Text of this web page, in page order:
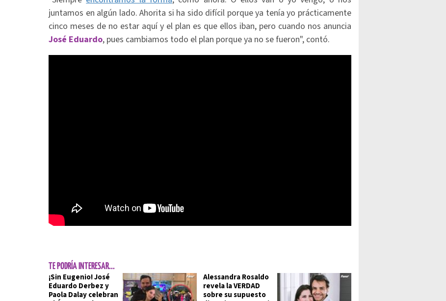
juntamos en algún lado. Ahorita si ha sido difícil porque ya tenía yo prácticamente
cinco meses de no estar aquí y el plan es que ellos iban, pero cuando nos anuncia
José Eduardo, pues cambiamos todo el plan porque ya no se fueron", contó.
TE PODRÍA INTERESAR...
¡Sin Eugenio! José
Eduardo Derbez y
Paola Dalay celebran
Alessandra Rosaldo
revela la VERDAD
sobre su supuesto